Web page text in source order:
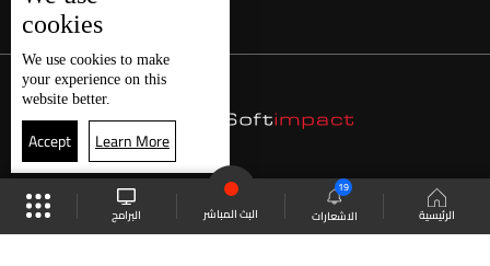
الرئيسية الاشعارات
19
البث المباشر البرامج
cookies
We use cookies to make
your experience on this
website better.
Accept Learn More
موقع البرامج الجدول البث المباشر